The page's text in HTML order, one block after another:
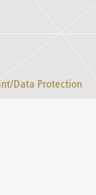
Data Protection